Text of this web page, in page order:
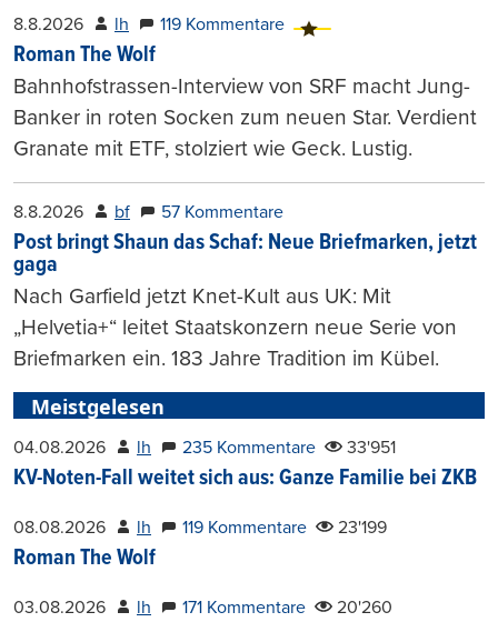
8.8.2026 lh 119 Kommentare
Roman The Wolf
Bahnhofstrassen-Interview von SRF macht Jung-
Banker in roten Socken zum neuen Star. Verdient
Granate mit ETF, stolziert wie Geck. Lustig.
8.8.2026 bf 57 Kommentare
Post bringt Shaun das Schaf: Neue Briefmarken, jetzt
gaga
Nach Garfield jetzt Knet-Kult aus UK: Mit
„Helvetia+“ leitet Staatskonzern neue Serie von
Briefmarken ein. 183 Jahre Tradition im Kübel.
Meistgelesen
04.08.2026 lh 235 Kommentare 33'951
KV-Noten-Fall weitet sich aus: Ganze Familie bei ZKB
08.08.2026 lh 119 Kommentare 23'199
Roman The Wolf
03.08.2026 lh 171 Kommentare 20'260